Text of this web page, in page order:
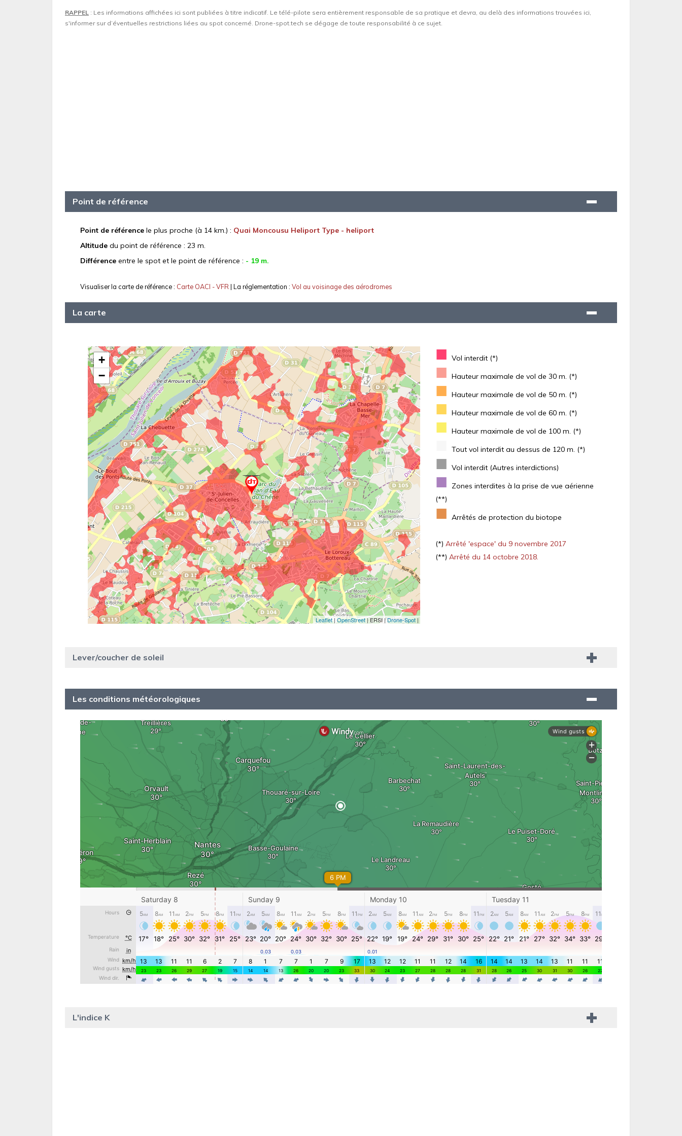
RAPPEL : Les informations affichées ici sont publiées à titre indicatif. Le télé-pilote sera entièrement responsable de sa pratique et devra, au delà des informations trouvées ici,
s'informer sur d’éventuelles restrictions liées au spot concerné. Drone-spot.tech se dégage de toute responsabilité à ce sujet.
Point de référence
Point de référence le plus proche (à 14 km.) : Quai Moncousu Heliport Type - heliport
Altitude du point de référence : 23 m.
Différence entre le spot et le point de référence : - 19 m.
Visualiser la carte de référence : Carte OACI - VFR| La réglementation : Vol au voisinage des aérodromes
La carte
■ Vol interdit (*)
■ Hauteur maximale de vol de 30 m. (*)
■ Hauteur maximale de vol de 50 m. (*)
■ Hauteur maximale de vol de 60 m. (*)
■ Hauteur maximale de vol de 100 m. (*)
Tout vol interdit au dessus de 120 m. (*)
■ Vol interdit (Autres interdictions)
■
Zones interdites à la prise de vue aérienne
(**)
■ Arrêtés de protection du biotope
(*) Arrêté 'espace' du 9 novembre 2017
(**) Arrêté du 14 octobre 2018.
Lever/coucher de soleil
Les conditions météorologiques
L'indice K